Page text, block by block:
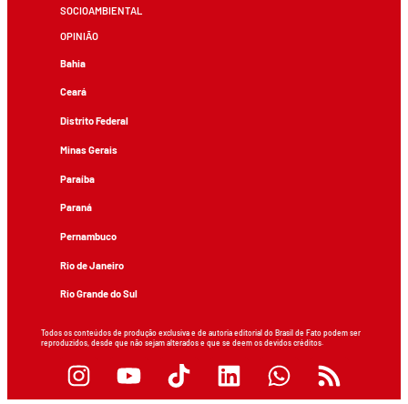
SOCIOAMBIENTAL
OPINIÃO
Bahia
Ceará
Distrito Federal
Minas Gerais
Paraíba
Paraná
Pernambuco
Rio de Janeiro
Rio Grande do Sul
Todos os conteúdos de produção exclusiva e de autoria editorial do Brasil de Fato podem ser
reproduzidos, desde que não sejam alterados e que se deem os devidos créditos.